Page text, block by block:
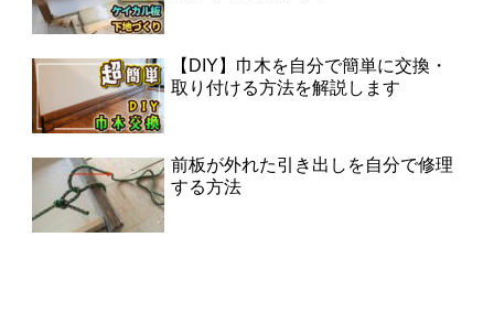
【DIY】巾木を自分で簡単に交換・
取り付ける方法を解説します
前板が外れた引き出しを自分で修理
する方法